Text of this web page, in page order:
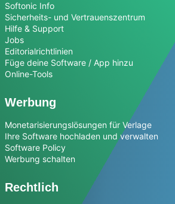
Softonic Info
Sicherheits- und Vertrauenszentrum
Hilfe & Support
Jobs
Editorialrichtlinien
Füge deine Software / App hinzu
Online-Tools
Werbung
Monetarisierungslösungen für Verlage
Ihre Software hochladen und verwalten
Software Policy
Werbung schalten
Rechtlich